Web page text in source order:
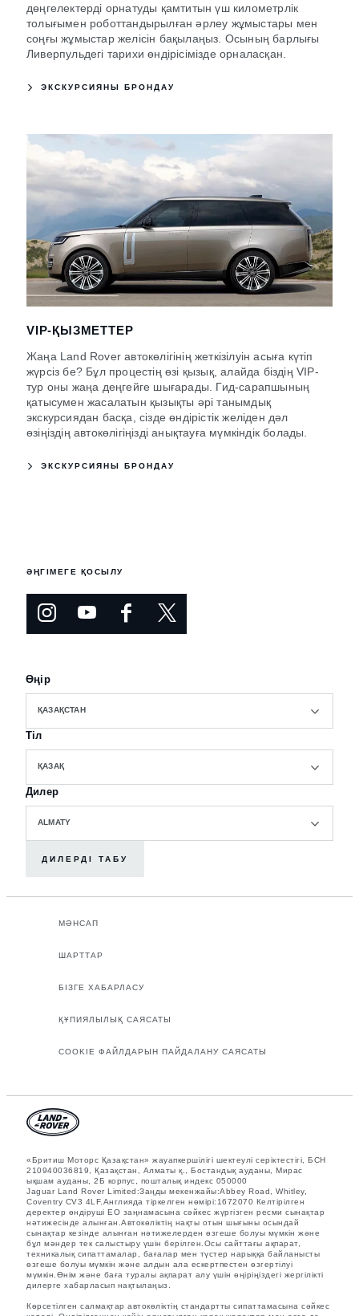
дөңгелектерді орнатуды қамтитын үш километрлік
толығымен роботтандырылған әрлеу жұмыстары мен
соңғы жұмыстар желісін бақылаңыз. Осының барлығы
Ливерпульдегі тарихи өндірісімізде орналасқан.
ЭКСКУРСИЯНЫ БРОНДАУ
VIP-ҚЫЗМЕТТЕР
Жаңа Land Rover автокөлігінің жеткізілуін асыға күтіп
жүрсіз бе? Бұл процестің өзі қызық, алайда біздің VIP-
тур оны жаңа деңгейге шығарады. Гид-сарапшының
қатысумен жасалатын қызықты әрі танымдық
экскурсиядан басқа, сізде өндірістік желіден дәл
өзіңіздің автокөлігіңізді анықтауға мүмкіндік болады.
ЭКСКУРСИЯНЫ БРОНДАУ
ӘҢГІМЕГЕ ҚОСЫЛУ
Өңір
ҚАЗАҚСТАН
Тіл
ҚАЗАҚ
Дилер
ALMATY
ДИЛЕРДІ ТАБУ
МӘНСАП
ШАРТТАР
БІЗГЕ ХАБАРЛАСУ
ҚҰПИЯЛЫЛЫҚ САЯСАТЫ
COOKIE ФАЙЛДАРЫН ПАЙДАЛАНУ САЯСАТЫ
«Бритиш Моторс Қазақстан» жауапкершілігі шектеулі серіктестігі, БСН
210940036819, Қазақстан, Алматы қ., Бостандық ауданы, Мирас
ықшам ауданы, 2Б корпус, пошталық индекс 050000
Jaguar Land Rover Limited:Заңды мекенжайы:Abbey Road, Whitley,
Coventry CV3 4LF.Англияда тіркелген нөмірі:1672070 Келтірілген
деректер өндіруші ЕО заңнамасына сәйкес жүргізген ресми сынақтар
нәтижесінде алынған.Автокөліктің нақты отын шығыны осындай
сынақтар кезінде алынған нәтижелерден өзгеше болуы мүмкін және
бұл мәндер тек салыстыру үшін берілген.Осы сайттағы ақпарат,
техникалық сипаттамалар, бағалар мен түстер нарыққа байланысты
өзгеше болуы мүмкін және алдын ала ескертпестен өзгертілуі
мүмкін.Өнім және баға туралы ақпарат алу үшін өңіріңіздегі жергілікті
дилерге хабарласып нақтылаңыз.
Көрсетілген салмақтар автокөліктің стандартты сипаттамасына сәйкес